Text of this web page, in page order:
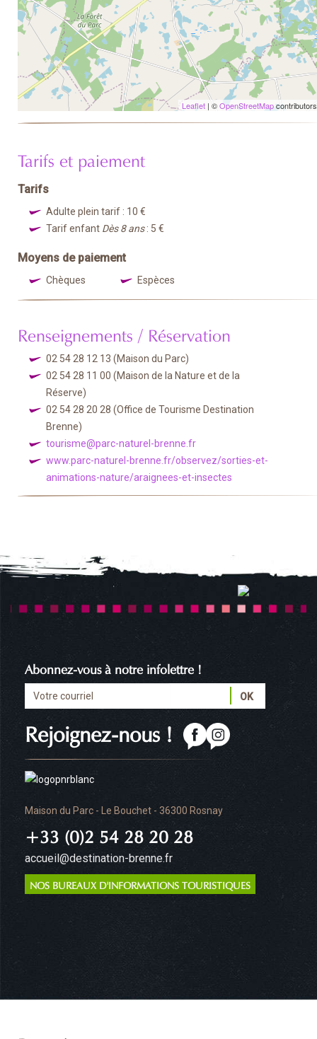
Leaflet | ©OpenStreetMapcontributors
Tarifs et paiement
Tarifs
Adulte plein tarif : 10 €
Tarif enfant Dès 8 ans: 5 €
Moyens de paiement
Chèques Espèces
Renseignements / Réservation
02 54 28 12 13 (Maison du Parc)
02 54 28 11 00 (Maison de la Nature et de la
Réserve)
02 54 28 20 28 (Office de Tourisme Destination
Brenne)
tourisme@parc-naturel-brenne.fr
www.parc-naturel-brenne.fr/observez/sorties-et-
animations-nature/araignees-et-insectes
Maison du Parc - Le Bouchet - 36300 Rosnay
+33 (0)2 54 28 20 28
accueil@destination-brenne.fr
NOS BUREAUX D'INFORMATIONS TOURISTIQUES
Rejoignez-nous !
Abonnez-vous à notre infolettre !